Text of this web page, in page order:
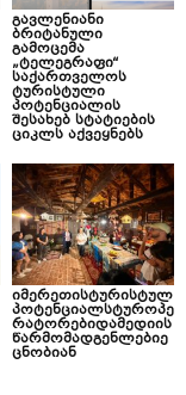
გავლენიანი
ბრიტანული
გამოცემა
„ტელეგრაფი“
საქართველოს
ტურისტული
პოტენციალის
შესახებ სტატიების
ციკლს აქვეყნებს
იმერეთისტურისტულ
პოტენციალსტუროპე
რატორებიდამედიის
წარმომადგენლებიე
ცნობიან